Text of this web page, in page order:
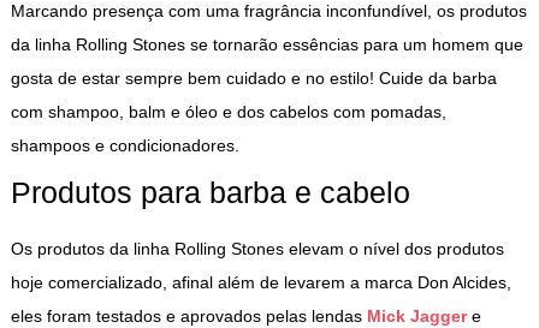
Marcando presença com uma fragrância inconfundível, os produtos
da linha Rolling Stones se tornarão essências para um homem que
gosta de estar sempre bem cuidado e no estilo! Cuide da barba
com shampoo, balm e óleo e dos cabelos com pomadas,
shampoos e condicionadores.
Produtos para barba e cabelo
Os produtos da linha Rolling Stones elevam o nível dos produtos
hoje comercializado, afinal além de levarem a marca Don Alcides,
eles foram testados e aprovados pelas lendas Mick Jaggere